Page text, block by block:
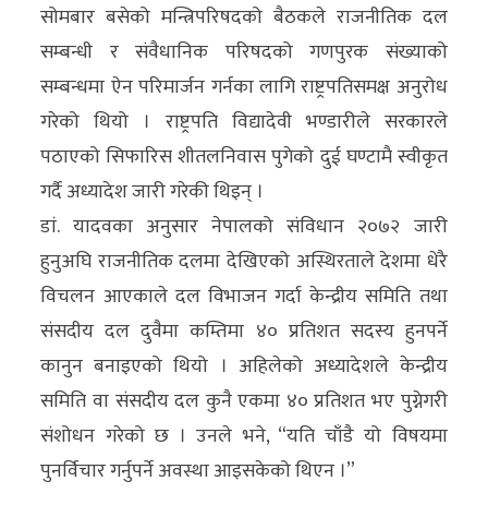
राशिफल
फोटो
ग्यालरी
भिडियो
सोमबार बसेको मन्त्रिपरिषदको बैठकले राजनीतिक दल
सम्बन्धी र संवैधानिक परिषदको गणपुरक संख्याको
सम्बन्धमा ऐन परिमार्जन गर्नका लागि राष्ट्रपतिसमक्ष अनुरोध
गरेको थियो । राष्ट्रपति विद्यादेवी भण्डारीले सरकारले
पठाएको सिफारिस शीतलनिवास पुगेको दुई घण्टामै स्वीकृत
गर्दै अध्यादेश जारी गरेकी थिइन् ।
डां. यादवका अनुसार नेपालको संविधान २०७२ जारी
हुनुअघि राजनीतिक दलमा देखिएको अस्थिरताले देशमा धेरै
विचलन आएकाले दल विभाजन गर्दा केन्द्रीय समिति तथा
संसदीय दल दुवैमा कम्तिमा ४० प्रतिशत सदस्य हुनपर्ने
कानुन बनाइएको थियो । अहिलेको अध्यादेशले केन्द्रीय
समिति वा संसदीय दल कुनै एकमा ४० प्रतिशत भए पुग्नेगरी
संशोधन गरेको छ । उनले भने, “यति चाँडै यो विषयमा
पुनर्विचार गर्नुपर्ने अवस्था आइसकेको थिएन ।”